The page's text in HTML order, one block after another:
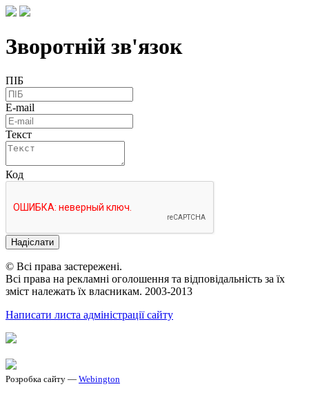
Зворотній зв'язок
ПІБ
E-mail
Текст
Код
Надіслати
© Всі права застережені.
Всі права на рекламні оголошення та відповідальність за їх
зміст належать їх власникам. 2003-2013
Написати листа адміністрації сайту
Розробка сайту — Webington